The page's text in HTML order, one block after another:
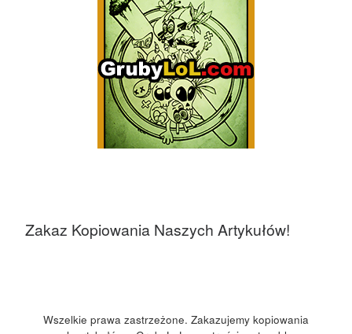
Zakaz Kopiowania Naszych Artykułów!
Wszelkie prawa zastrzeżone. Zakazujemy kopiowania